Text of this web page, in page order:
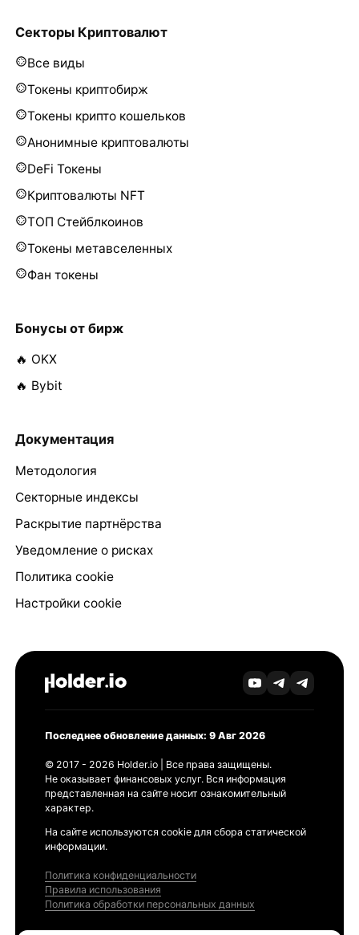
Секторы Криптовалют
Все виды
Токены криптобирж
Токены крипто кошельков
Анонимные криптовалюты
DeFi Токены
Криптовалюты NFT
ТОП Стейблкоинов
Токены метавселенных
Фан токены
Бонусы от бирж
🔥 OKX
🔥 Bybit
Документация
Методология
Секторные индексы
Раскрытие партнёрства
Уведомление о рисках
Политика cookie
Настройки cookie
Последнее обновление данных: 9 Авг 2026
© 2017 - 2026 Holder.io | Все права защищены.
Не оказывает финансовых услуг. Вся информация
представленная на сайте носит ознакомительный
характер.
На сайте используются cookie для сбора статической
информации.
Политика конфиденциальности
Правила использования
Политика обработки персональных данных